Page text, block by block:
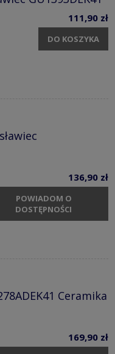
111,90 zł
DO KOSZYKA
136,90 zł
POWIADOM O
DOSTĘPNOŚCI
Ceramika
169,90 zł